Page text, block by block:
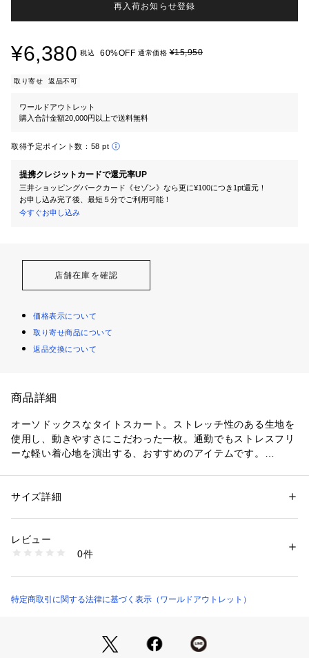
再入荷お知らせ登録
¥6,380 税込 60%OFF 通常価格¥15,950
取り寄せ 返品不可
ワールドアウトレット
購入合計金額20,000円以上で送料無料
取得予定ポイント数： 58 pt
提携クレジットカードで還元率UP
三井ショッピングパークカード《セゾン》なら更に¥100につき1pt還元！
お申し込み完了後、最短５分でご利用可能！
今すぐお申し込み
店舗在庫を確認
価格表示について
取り寄せ商品について
返品交換について
商品詳細
オーソドックスなタイトスカート。ストレッチ性のある生地を
使用し、動きやすさにこだわった一枚。通勤でもストレスフリ
ーな軽い着心地を演出する、おすすめのアイテムです。
ジャケット：検索番号127ー41700
※セットアップでご購入頂く場合カラーナンバーを合わせてご
1年を通じて着用いただける商品です。
性別：レディース
ベスト
の商品の表地はトルコ製の生地を使用しています)
127-71700 （ショップ）
サイズ詳細
レビュー
0件
特定商取引に関する法律に基づく表示（ワールドアウトレット）